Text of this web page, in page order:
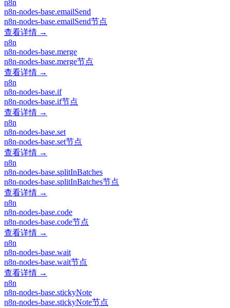
n8n
n8n-nodes-base.emailSend
n8n-nodes-base.emailSend节点
查看详情 →
n8n
n8n-nodes-base.merge
n8n-nodes-base.merge节点
查看详情 →
n8n
n8n-nodes-base.if
n8n-nodes-base.if节点
查看详情 →
n8n
n8n-nodes-base.set
n8n-nodes-base.set节点
查看详情 →
n8n
n8n-nodes-base.splitInBatches
n8n-nodes-base.splitInBatches节点
查看详情 →
n8n
n8n-nodes-base.code
n8n-nodes-base.code节点
查看详情 →
n8n
n8n-nodes-base.wait
n8n-nodes-base.wait节点
查看详情 →
n8n
n8n-nodes-base.stickyNote
n8n-nodes-base.stickyNote节点